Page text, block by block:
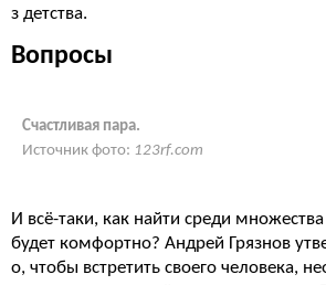
з детства.
Вопросы
Счастливая пара.
Источник фото: 123rf.com
И всё-таки, как найти среди
будет комфортно? Андрей Грязнов
о, чтобы встретить своего человека,